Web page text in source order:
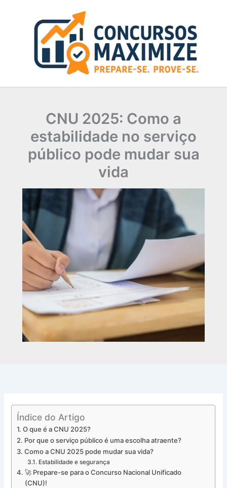
CNU 2025: Como a
estabilidade no serviço
público pode mudar sua
vida
Índice do Artigo
O que é a CNU 2025?
Por que o serviço público é uma escolha atraente?
Como a CNU 2025 pode mudar sua vida?
Estabilidade e segurança
🚀 Prepare-se para o Concurso Nacional Unificado
(CNU)!